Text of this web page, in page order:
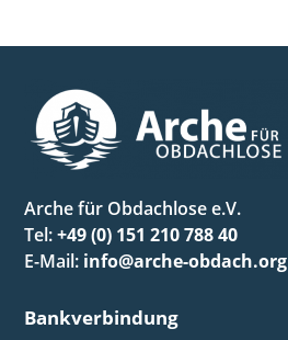
Arche für Obdachlose e.V.
Tel:+49 (0) 151 210 788 40
E-Mail: info@arche-obdach.org
Bankverbindung